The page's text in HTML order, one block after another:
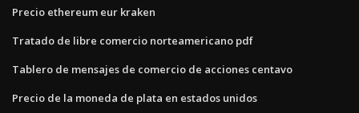
Precio ethereum eur kraken
Tratado de libre comercio norteamericano pdf
Tablero de mensajes de comercio de acciones centavo
Precio de la moneda de plata en estados unidos